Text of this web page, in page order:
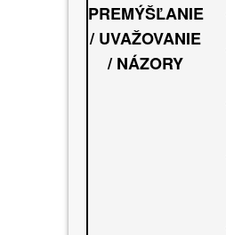
PREMÝŠĽANIE
/ UVAŽOVANIE
/ NÁZORY